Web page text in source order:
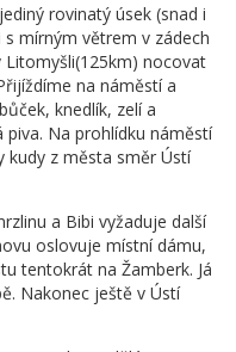
rovinatý úsek (snad i
s mírným větrem v zádech
nocovat
na náměstí a
knedlík, zelí a
piva. Na prohlídku náměstí
kudy z města směr Ústí
a Bibi vyžaduje další
oslovuje místní dámu,
tentokrát na Žamberk. Já
Nakonec ještě v Ústí